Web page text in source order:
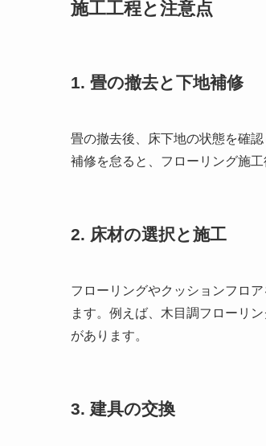
施工工程と注意点
1. 畳の撤去と下地補修
畳の撤去後、床下地の状態を確
補修を怠ると、フローリング施
2. 床材の選択と施工
フローリングやクッションフロ
ます。例えば、木目調フローリ
があります。
3. 建具の交換